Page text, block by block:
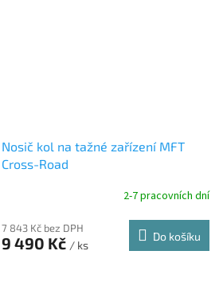
Nosič kol na tažné zařízení MFT
Cross-Road
2-7 pracovních dní
7 843 Kč bez DPH
9 490 Kč / ks
Do košíku